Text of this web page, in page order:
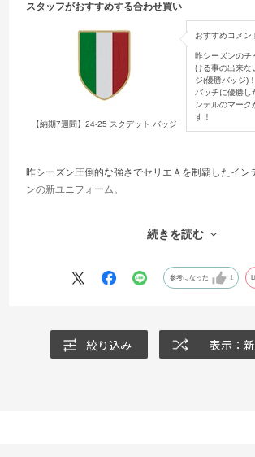
スタッフがおすすめする合わせ買い
【納期7週間】24-25 スクデット バッジ
おすすめコメン
昨シーズンのチ
ける事の出来な
ジ(優勝バッジ)
バッチに優勝し
ンテルのマーク
す！
昨シーズン圧倒的な強さでセリエＡを制覇したイン
ンの新ユニフォーム。
25新ホームユニフォームのクラブロゴの上に輝き、
は金色を配色し、首元にはクラブの象徴であるビシ
蛇）をデザインした特別なモデル！
ッチやリーグバッチ、CLバッチがお買い求めいただ
続きを読む
参考になった 1
絞り込み 表示：